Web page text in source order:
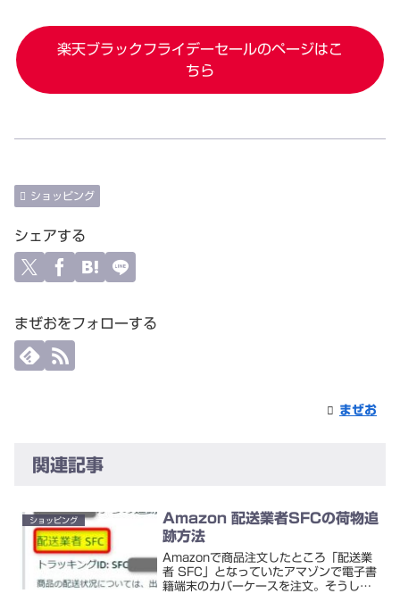
楽天ブラックフライデーセールのページはこ
ちら
ショッピング
シェアする
まぜおをフォローする
まぜお
関連記事
ショッピング
Amazon 配送業者SFCの荷物追
跡方法
Amazonで商品注文したところ「配送業
者 SFC」となっていたアマゾンで電子書
籍端末のカバーケースを注文。そうした